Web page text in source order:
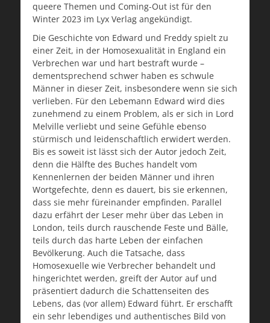
queere Themen und Coming-Out ist für den
Winter 2023 im Lyx Verlag angekündigt.
Die Geschichte von Edward und Freddy spielt zu
einer Zeit, in der Homosexualität in England ein
Verbrechen war und hart bestraft wurde –
dementsprechend schwer haben es schwule
Männer in dieser Zeit, insbesondere wenn sie sich
verlieben. Für den Lebemann Edward wird dies
zunehmend zu einem Problem, als er sich in Lord
Melville verliebt und seine Gefühle ebenso
stürmisch und leidenschaftlich erwidert werden.
Bis es soweit ist lässt sich der Autor jedoch Zeit,
denn die Hälfte des Buches handelt vom
Kennenlernen der beiden Männer und ihren
Wortgefechte, denn es dauert, bis sie erkennen,
dass sie mehr füreinander empfinden. Parallel
dazu erfährt der Leser mehr über das Leben in
London, teils durch rauschende Feste und Bälle,
teils durch das harte Leben der einfachen
Bevölkerung. Auch die Tatsache, dass
Homosexuelle wie Verbrecher behandelt und
hingerichtet werden, greift der Autor auf und
präsentiert dadurch die Schattenseiten des
Lebens, das (vor allem) Edward führt. Er erschafft
ein sehr lebendiges und authentisches Bild von